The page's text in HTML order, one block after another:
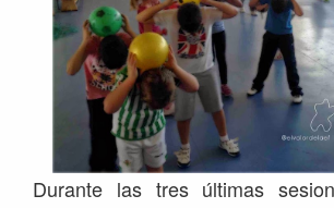
Durante las tres últimas